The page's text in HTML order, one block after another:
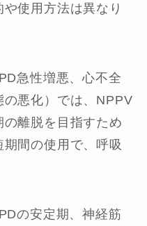
使用方法は異なり
急性増悪、心不全
悪化）では、NPPV
離脱を目指すため
間の使用で、呼吸
の安定期、神経筋